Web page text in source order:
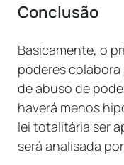
Conclusão
Basicamente, o
poderes
de abuso de
haverá menos
lei totalitária ser
será analisada